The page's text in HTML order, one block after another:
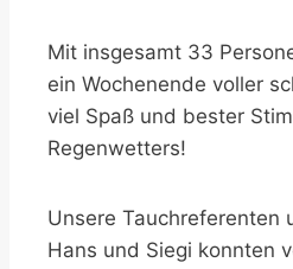
Mit insgesamt 33
ein Wochenende voller
viel Spaß und bester
Regenwetters!
Unsere Tauchreferenten
Hans und Siegi konnten